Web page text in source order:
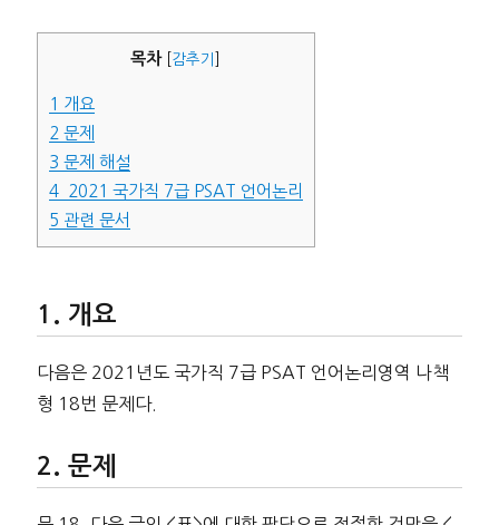
목차 감추기
1 개요
2 문제
3 문제 해설
42021 국가직 7급 PSAT 언어논리
5 관련 문서
개요
다음은 2021년도 국가직 7급 PSAT 언어논리영역 나책
형 18번 문제다.
문제